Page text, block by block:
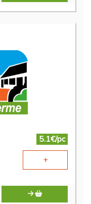
5.1€/pc
+